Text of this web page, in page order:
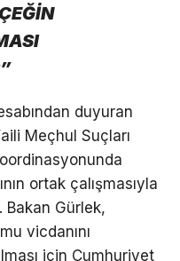
duyuran
Meçhul Suçları
ortak çalışmasıyla
Bakan Gürlek,
vicdanını
için Cumhuriyet